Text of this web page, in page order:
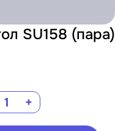
SU158 (пара)
+